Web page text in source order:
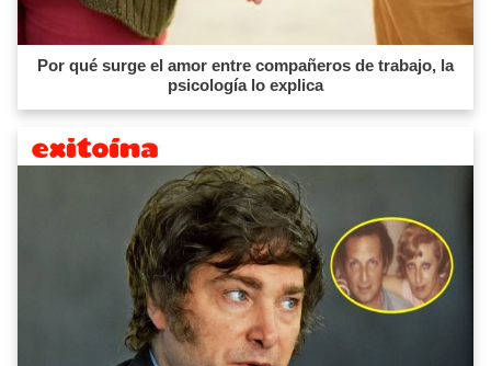
Por qué surge el amor entre compañeros de trabajo, la
psicología lo explica